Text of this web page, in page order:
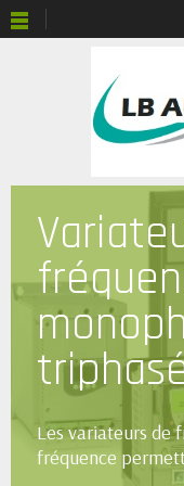
Les variateurs de
fréquence